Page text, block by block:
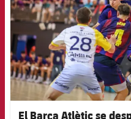
El Barça Atlètic se